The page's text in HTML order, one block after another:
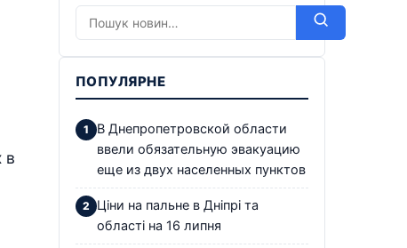
в
ПОПУЛЯРНЕ
В Днепропетровской области
ввели обязательную эвакуацию
еще из двух населенных пунктов
Ціни на пальне в Дніпрі та
області на 16 липня